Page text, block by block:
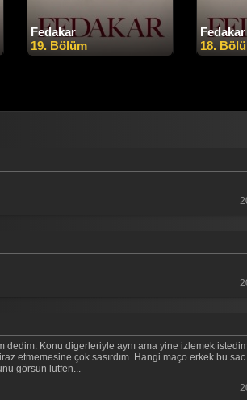
Fedakar
19. Bölüm
Fedakar
18.
Konu digerleriyle aynı ama yine izlemek
etmemesine çok sasırdım. Hangi maço erkek bu
görsun lutfen...